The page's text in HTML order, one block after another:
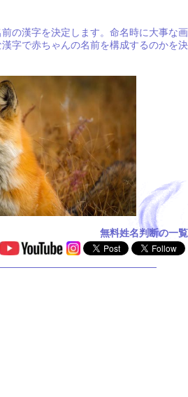
の漢字を決定します。命名時に大事な画
字で赤ちゃんの名前を構成するのかを決
無料姓名判断の一覧